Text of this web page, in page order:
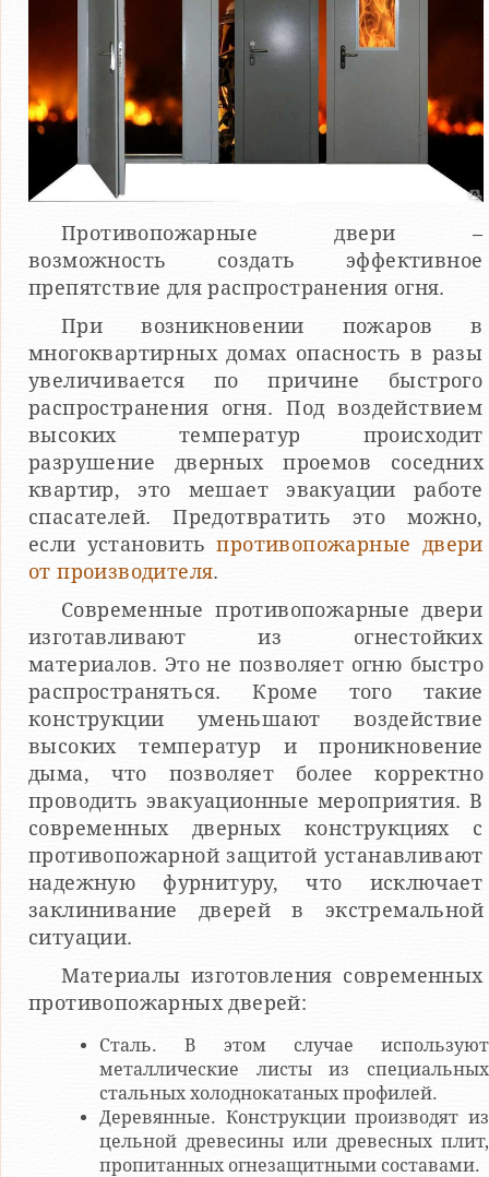
Противопожарные двери –
возможность создать эффективное
препятствие для распространения огня.
При возникновении пожаров в
многоквартирных домах опасность в разы
увеличивается по причине быстрого
распространения огня. Под воздействием
высоких температур происходит
разрушение дверных проемов соседних
квартир, это мешает эвакуации работе
спасателей. Предотвратить это можно,
если установитьпротивопожарные двери
от производителя.
Современные противопожарные двери
изготавливают из огнестойких
материалов. Это не позволяет огню быстро
распространяться. Кроме того такие
конструкции уменьшают воздействие
высоких температур и проникновение
дыма, что позволяет более корректно
проводить эвакуационные мероприятия. В
современных дверных конструкциях с
противопожарной защитой устанавливают
надежную фурнитуру, что исключает
заклинивание дверей в экстремальной
ситуации.
Материалы изготовления современных
противопожарных дверей:
Сталь. В этом случае используют
металлические листы из специальных
стальных холоднокатаных профилей.
Деревянные. Конструкции производят из
цельной древесины или древесных плит,
пропитанных огнезащитными составами.